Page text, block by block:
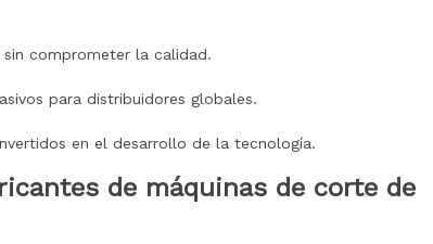
comprometer la calidad.
para distribuidores globales.
en el desarrollo de la tecnología.
de máquinas de corte de